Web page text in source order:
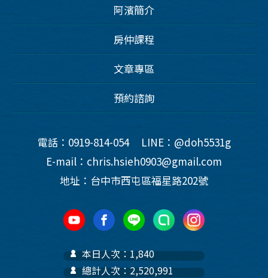
阿濱簡介
房仲課程
文章專區
預約諮詢
電話：0919-814-054
LINE：@doh5531g
E-mail：chris.hsieh0903@gmail.com
地址：台中市西屯區福星路202號
本日人次：1,840
總計人次：2,520,991